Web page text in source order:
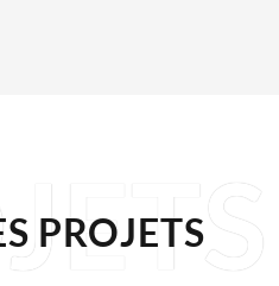
PROJETS